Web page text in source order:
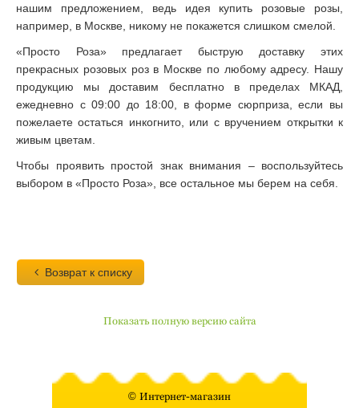
нашим предложением, ведь идея купить розовые розы,
например, в Москве, никому не покажется слишком смелой.
«Просто Роза» предлагает быструю доставку этих
прекрасных розовых роз в Москве по любому адресу. Нашу
продукцию мы доставим бесплатно в пределах МКАД,
ежедневно с 09:00 до 18:00, в форме сюрприза, если вы
пожелаете остаться инкогнито, или с вручением открытки к
живым цветам.
Чтобы проявить простой знак внимания – воспользуйтесь
выбором в «Просто Роза», все остальное мы берем на себя.
Возврат к списку
Показать полную версию сайта
© Интернет-магазин